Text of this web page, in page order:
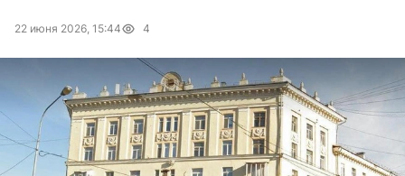
22 июня 2026, 15:44 4